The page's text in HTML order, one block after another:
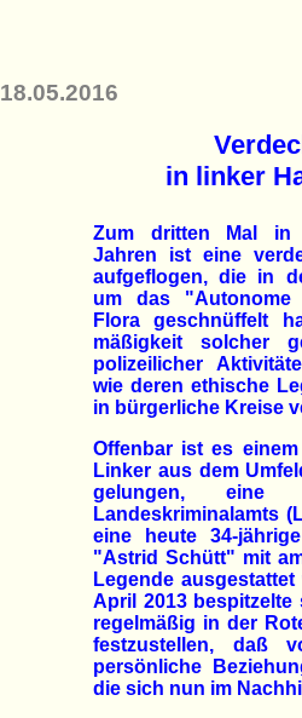
18.05.2016
in linker
Zum dritten Mal in
Jahren ist eine
aufgeflogen, die in
um das "Autonome
Flora geschnüffelt
mäßigkeit solcher
polizeilicher
wie deren ethische
in bürgerliche Kreise
Offenbar ist es
Linker aus dem
gelungen, eine
Landeskriminalamts
eine heute 34-
"Astrid Schütt" mit
Legende
April 2013
regelmäßig in der
festzustellen, daß
persönliche
die sich nun im